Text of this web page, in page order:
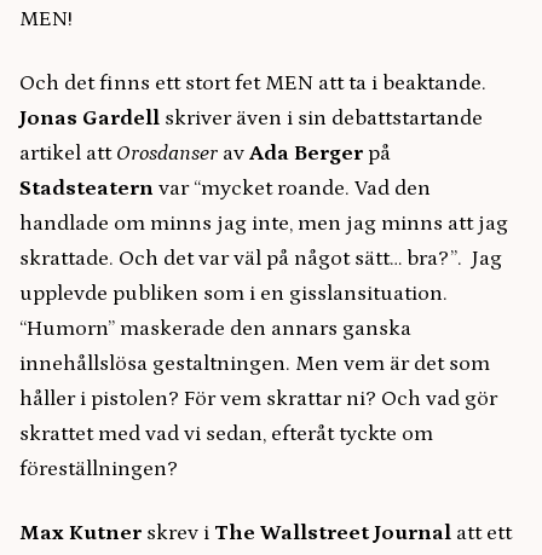
MEN!
Och det finns ett stort fet MEN att ta i beaktande.
Jonas Gardell skriver även i sin debattstartande
artikel att Orosdanser av Ada Berger på
Stadsteatern var “mycket roande. Vad den
handlade om minns jag inte, men jag minns att jag
skrattade. Och det var väl på något sätt… bra?”. Jag
upplevde publiken som i en gisslansituation.
“Humorn” maskerade den annars ganska
innehållslösa gestaltningen. Men vem är det som
håller i pistolen? För vem skrattar ni? Och vad gör
skrattet med vad vi sedan, efteråt tyckte om
föreställningen?
Max Kutner skrev i The Wallstreet Journal att ett